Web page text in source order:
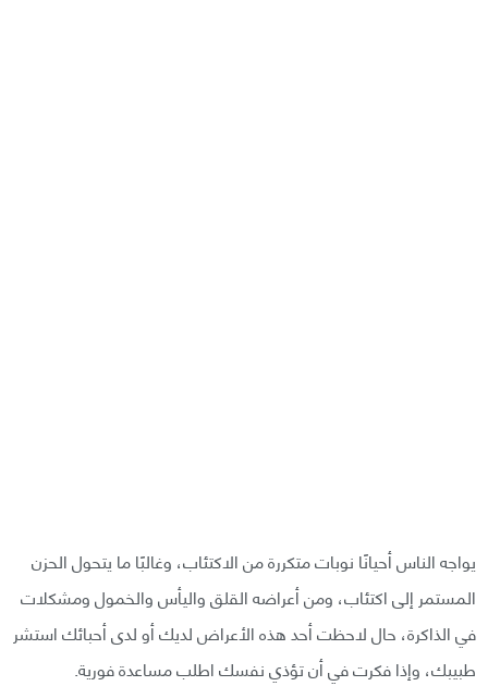
يواجه الناس أحيانًا نوبات متكررة من الاكتئاب، وغالبًا ما يتحول الحزن
المستمر إلى اكتئاب، ومن أعراضه القلق واليأس والخمول ومشكلات
في الذاكرة، حال لاحظت أحد هذه الأعراض لديك أو لدى أحبائك استشر
طبيبك، وإذا فكرت في أن تؤذي نفسك اطلب مساعدة فورية.